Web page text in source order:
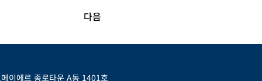
다음
이에르 종로타운 A동 1401호